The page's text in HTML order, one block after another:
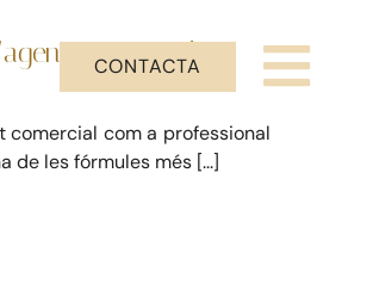
CONTACTA
Mercantilcomercial
comercial com a professional
de les fórmules més [...]